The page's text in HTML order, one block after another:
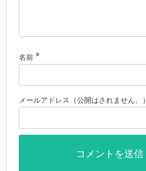
名前 *
メールアドレス（公開はされません。）